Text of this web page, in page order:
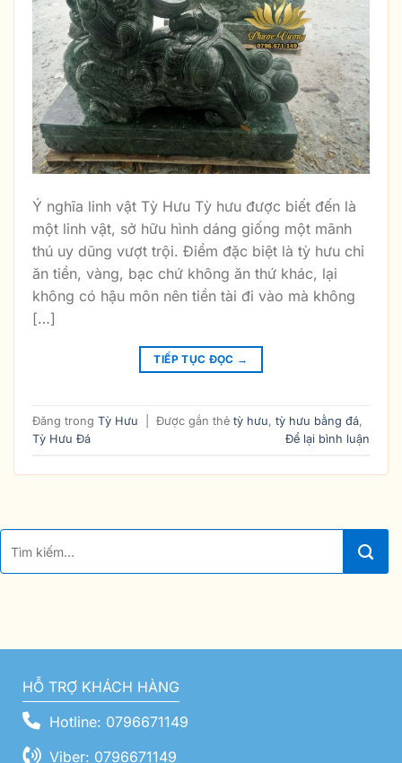
Ý nghĩa linh vật Tỳ Hưu Tỳ hưu được biết đến là
một linh vật, sở hữu hình dáng giống một mãnh
thú uy dũng vượt trội. Điểm đặc biệt là tỳ hưu chỉ
ăn tiền, vàng, bạc chứ không ăn thứ khác, lại
không có hậu môn nên tiền tài đi vào mà không
[…]
TIẾP TỤC ĐỌC →
Đăng trong Tỳ Hưu Được gắn thẻ tỳ hưu, tỳ hưu bằng đá,
Tỳ Hưu Đá
Để lại bình luận
HỖ TRỢ KHÁCH HÀNG
Hotline: 0796671149
Viber: 0796671149